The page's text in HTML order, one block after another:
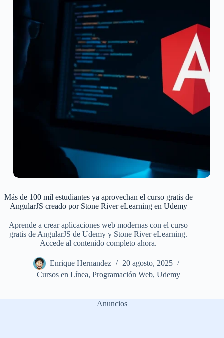
Más de 100 mil estudiantes ya aprovechan el curso gratis de
AngularJS creado por Stone River eLearning en Udemy
Aprende a crear aplicaciones web modernas con el curso
gratis de AngularJS de Udemy y Stone River eLearning.
Accede al contenido completo ahora.
Enrique Hernandez
20 agosto, 2025
Cursos en Línea, Programación Web, Udemy
Anuncios